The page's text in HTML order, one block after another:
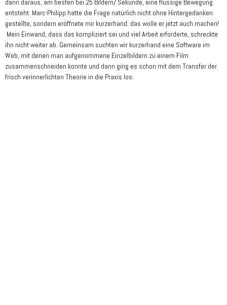
dann daraus, am besten bei 25 Bildern/ Sekunde, eine flüssige Bewegung
entsteht. Marc-Philipp hatte die Frage natürlich nicht ohne Hintergedanken
gestellte, sondern eröffnete mir kurzerhand: das wolle er jetzt auch machen!
Mein Einwand, dass das kompliziert sei und viel Arbeit erforderte, schreckte
ihn nicht weiter ab. Gemeinsam suchten wir kurzerhand eine Software im
Web, mit denen man aufgenommene Einzelbildern zu einem Film
zusammenschneiden konnte und dann ging es schon mit dem Transfer der
frisch verinnerlichten Theorie in die Praxis los: